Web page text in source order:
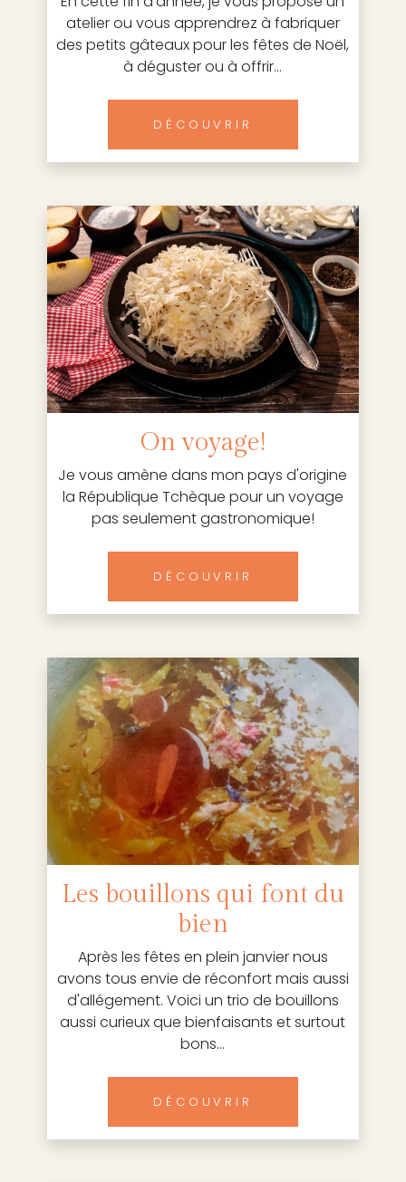
atelier ou vous apprendrez à fabriquer
des petits gâteaux pour les fêtes de Noël,
à déguster ou à offrir...
DÉCOUVRIR
On voyage!
Je vous amène dans mon pays d'origine
la République Tchèque pour un voyage
pas seulement gastronomique!
DÉCOUVRIR
Les bouillons qui font du
bien
Après les fêtes en plein janvier nous
avons tous envie de réconfort mais aussi
d'allégement. Voici un trio de bouillons
aussi curieux que bienfaisants et surtout
bons...
DÉCOUVRIR